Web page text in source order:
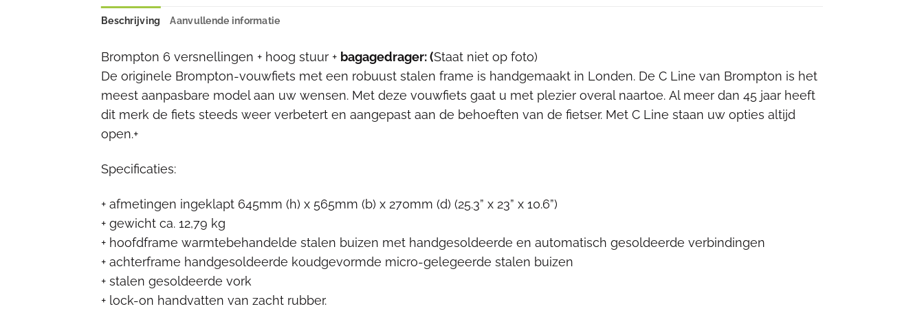
Beschrijving Aanvullende informatie
Brompton 6 versnellingen + hoog stuur + bagagedrager: (Staat niet op foto)
De originele Brompton-vouwfiets met een robuust stalen frame is handgemaakt in Londen. De C Line van Brompton is het
meest aanpasbare model aan uw wensen. Met deze vouwfiets gaat u met plezier overal naartoe. Al meer dan 45 jaar heeft
dit merk de fiets steeds weer verbetert en aangepast aan de behoeften van de fietser. Met C Line staan uw opties altijd
open.+
Specificaties:
+ afmetingen ingeklapt 645mm (h) x 565mm (b) x 270mm (d) (25.3” x 23” x 10.6”)
+ gewicht ca. 12,79 kg
+ hoofdframe warmtebehandelde stalen buizen met handgesoldeerde en automatisch gesoldeerde verbindingen
+ achterframe handgesoldeerde koudgevormde micro-gelegeerde stalen buizen
+ stalen gesoldeerde vork
+ lock-on handvatten van zacht rubber.